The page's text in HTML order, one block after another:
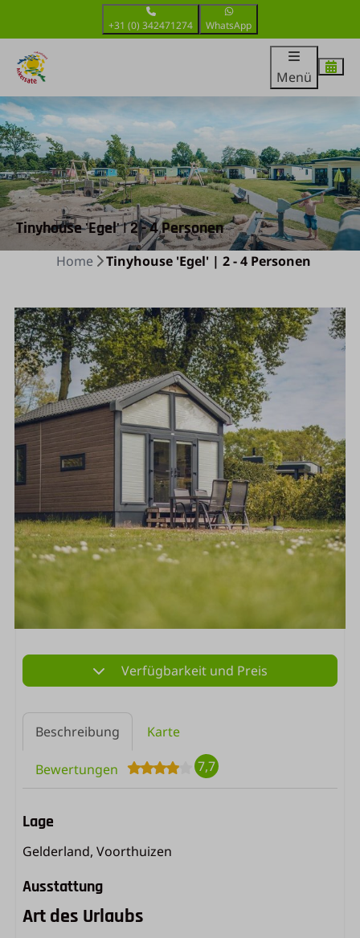
+31 (0) 342471274 WhatsApp
Menü
Tinyhouse 'Egel' | 2 - 4 Personen
Home Tinyhouse 'Egel' | 2 - 4 Personen
Verfügbarkeit und Preis
Beschreibung Karte
Bewertungen 7,7
Lage
Gelderland, Voorthuizen
Ausstattung
Art des Urlaubs